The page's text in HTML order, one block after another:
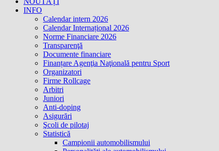
INFO
Calendar intern 2026
Calendar Internațional 2026
Norme Financiare 2026
Transparenţă
Documente financiare
Finanțare Agenţia Naţională pentru Sport
Organizatori
Firme Rollcage
Arbitri
Juniori
Anti-doping
Asigurări
Şcoli de pilotaj
Statistică
Campionii automobilismului